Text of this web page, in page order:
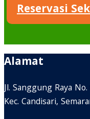
Reservasi
Alamat
Jl. Sanggung Raya
Kec. Candisari,